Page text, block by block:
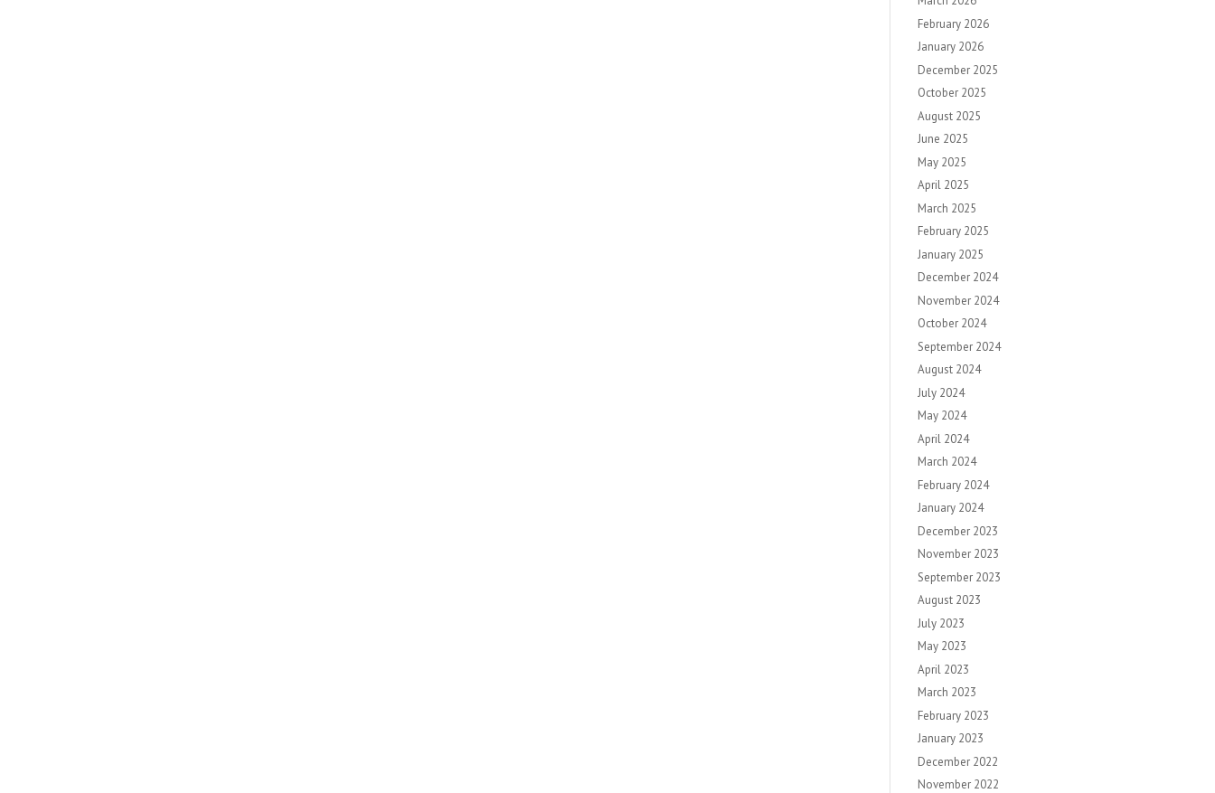
February 2026
January 2026
December 2025
October 2025
August 2025
June 2025
May 2025
April 2025
March 2025
February 2025
January 2025
December 2024
November 2024
October 2024
September 2024
August 2024
July 2024
May 2024
April 2024
March 2024
February 2024
January 2024
December 2023
November 2023
September 2023
August 2023
July 2023
May 2023
April 2023
March 2023
February 2023
January 2023
December 2022
November 2022